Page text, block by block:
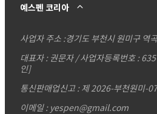
예스펜 코리아
사업자 주소 :경기도 부천시 원미구 역
대표자 : 권문자 / 사업자등록번호 :
인]
통신판매업신고 : 제 2026-부천원미-
이메일 : yespen@gmail.com